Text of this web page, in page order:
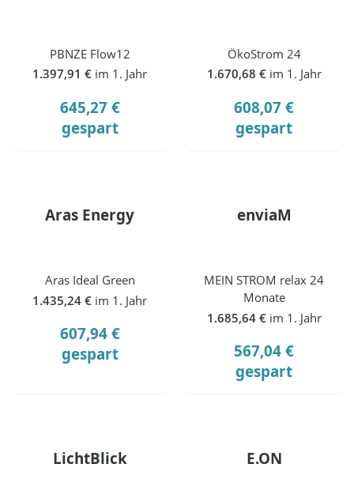
PBNZE Flow12
1.397,91 € im 1. Jahr
645,27 €
gespart
ÖkoStrom 24
1.670,68 € im 1. Jahr
608,07 €
gespart
Aras Energy
Aras Ideal Green
1.435,24 € im 1. Jahr
607,94 €
gespart
enviaM
MEIN STROM relax 24
Monate
1.685,64 € im 1. Jahr
567,04 €
gespart
LichtBlick E.ON